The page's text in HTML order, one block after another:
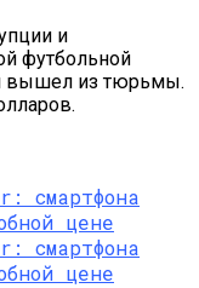
и
футбольной
вышел из тюрьмы.